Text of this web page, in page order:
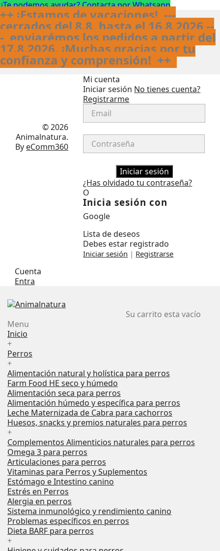
¿Te podemos ayudar? Contacta por Whatsapp
++ ¡Estamos de vacaciones! ---
cerrados del 8.8. hasta el 16.8.2026 --
- enviarémos los pedidos a partir del
17.8.2026. ¡Muchas gracias por tu
confianza y comprensión! ++
FacebookInstagram
© 2026
Animalnatura.
By eComm360
Mi cuenta
Iniciar sesión No tienes cuenta?
Registrarme
Iniciar sesión
¿Has olvidado tu contraseña?
O
Inicia sesión con
Google
Lista de deseos
Debes estar registrado
Iniciar sesión | Registrarse
Cuenta
Entra
Su carrito esta vacío
Menu
Inicio
+
Perros
+
Alimentación natural y holística para perros
Farm Food HE seco y húmedo
Alimentación seca para perros
Alimentación húmedo y específica para perros
Leche Maternizada de Cabra para cachorros
Huesos, snacks y premios naturales para perros
+
Complementos Alimenticios naturales para perros
Omega 3 para perros
Articulaciones para perros
Vitaminas para Perros y Suplementos
Estómago e Intestino canino
Estrés en Perros
Alergia en perros
Sistema inmunológico y rendimiento canino
Problemas específicos en perros
Dieta BARF para perros
+